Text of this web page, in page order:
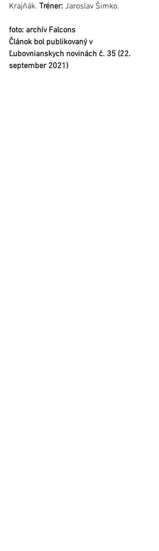
Krajňák. Tréner: Jaroslav Šimko.
foto: archív Falcons
Článok bol publikovaný v
Ľubovnianskych novinách č. 35 (22.
september 2021)